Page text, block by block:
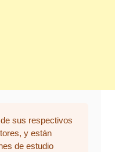
sus respectivos
y están
de estudio